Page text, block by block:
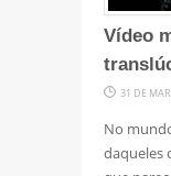
Vídeo
31 DE
No
daqueles